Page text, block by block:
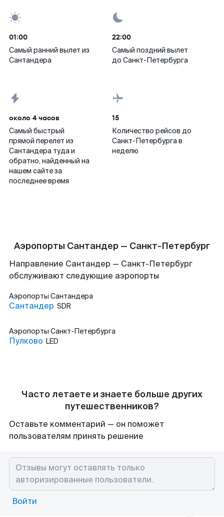
01:00
Самый ранний вылет из
Сантандера
22:00
Самый поздний вылет
до Санкт-Петербурга
около 4 часов
Самый быстрый
прямой перелет из
Сантандера туда и
обратно, найденный на
нашем сайте за
последнее время
15
Количество рейсов до
Санкт-Петербурга в
неделю
Аэропорты Сантандер — Санкт-Петербург
Направление Сантандер — Санкт-Петербург
обслуживают следующие аэропорты
Аэропорты Сантандера
Сантандер SDR
Аэропорты Санкт-Петербурга
Пулково LED
Часто летаете и знаете больше других
путешественников?
Оставьте комментарий — он поможет
пользователям принять решение
Войти